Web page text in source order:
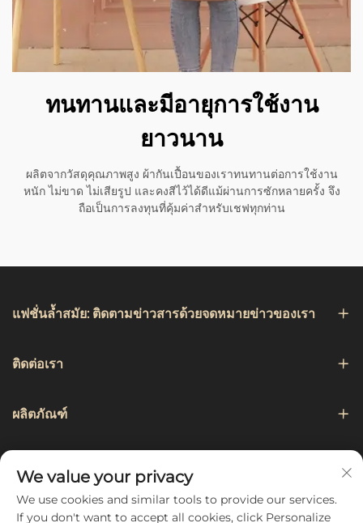
ทนทานและมีอายุการใช้งาน
ยาวนาน
ผลิตจากวัสดุคุณภาพสูง ผ้ากันเปื้อนของเราทนทานต่อการใช้งาน
หนัก ไม่ขาด ไม่เสียรูป และคงสีไว้ได้ดีแม้ผ่านการซักหลายครั้ง จึง
ถือเป็นการลงทุนที่คุ้มค่าสำหรับเชฟทุกท่าน
แฟชั่นล้ำสมัย: ติดตามข่าวสารด้วยจดหมายข่าวของเรา
ติดต่อเรา
ผลิตภัณฑ์
ติดตามเรา
We value your privacy
We use cookies and similar tools to provide our services.
If you don't want to accept all cookies, click Personalize